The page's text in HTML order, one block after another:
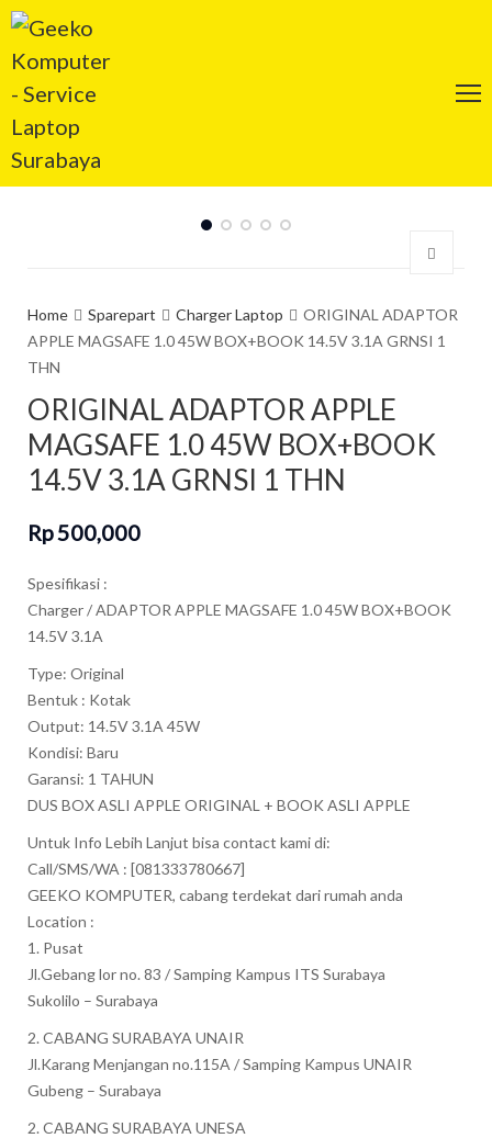
Home Sparepart Charger Laptop
ORIGINAL ADAPTOR
APPLE MAGSAFE 1.0 45W BOX+BOOK 14.5V 3.1A GRNSI 1
THN
ORIGINAL ADAPTOR APPLE
MAGSAFE 1.0 45W BOX+BOOK
14.5V 3.1A GRNSI 1 THN
Rp500,000
Spesifikasi :
Charger / ADAPTOR APPLE MAGSAFE 1.0 45W BOX+BOOK
14.5V 3.1A
Type: Original
Bentuk : Kotak
Output: 14.5V 3.1A 45W
Kondisi: Baru
Garansi: 1 TAHUN
DUS BOX ASLI APPLE ORIGINAL + BOOK ASLI APPLE
Untuk Info Lebih Lanjut bisa contact kami di:
Call/SMS/WA : [081333780667]
GEEKO KOMPUTER, cabang terdekat dari rumah anda
Location :
1. Pusat
Jl.Gebang lor no. 83 / Samping Kampus ITS Surabaya
Sukolilo – Surabaya
2. CABANG SURABAYA UNAIR
Jl.Karang Menjangan no.115A / Samping Kampus UNAIR
Gubeng – Surabaya
2. CABANG SURABAYA UNESA